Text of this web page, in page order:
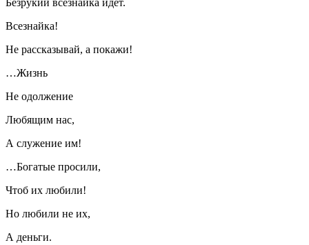
Всезнайка!
Не рассказывай, а покажи!
…Жизнь
Не одолжение
Любящим нас,
А служение им!
…Богатые просили,
Чтоб их любили!
Но любили не их,
А деньги.